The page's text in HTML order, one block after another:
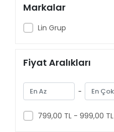
Roborock Saros Z70
Roborock Saros Rover
Roborock Saros 10R
Roborock Saros 10
Roborock Q10P+
Roborock Q10V+
Markalar
Lin Grup
Fiyat Aralıkları
-
799,00 TL - 999,00 TL